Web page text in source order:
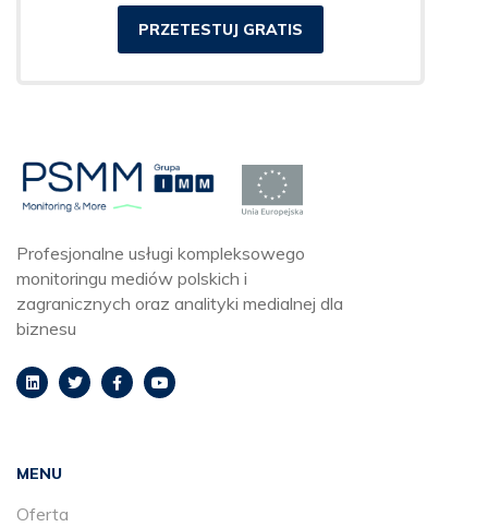
PRZETESTUJ GRATIS
Profesjonalne usługi kompleksowego
monitoringu mediów polskich i
zagranicznych oraz analityki medialnej dla
biznesu
MENU
Oferta